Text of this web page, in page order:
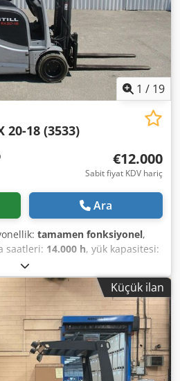
depolarda kullanıma
kompakt bir elektrikli
saat çalışmış, üçlü direk, yan
%85 şarjlı batarya, otomatik
aks üzerinde çift motorlu tahrik
ve çalışma performansı
Abpef
1 / 19
20-18 (3533)
€12.000
Sabit fiyat KDV hariç
Ara
tamamen fonksiyonel,
saatleri: 14.000 h, yük kapasitesi:
4.500 mm
Üretim yılı: 2018 Akü: 2018
yüksekliği: 4500 mmKüçük ilan